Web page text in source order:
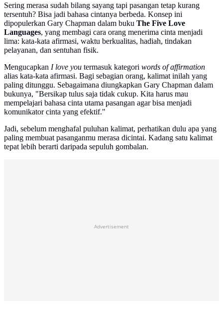
Sering merasa sudah bilang sayang tapi pasangan tetap kurang
tersentuh? Bisa jadi bahasa cintanya berbeda. Konsep ini
dipopulerkan Gary Chapman dalam buku The Five Love
Languages, yang membagi cara orang menerima cinta menjadi
lima: kata-kata afirmasi, waktu berkualitas, hadiah, tindakan
pelayanan, dan sentuhan fisik.
Mengucapkan I love you termasuk kategori words of affirmation
alias kata-kata afirmasi. Bagi sebagian orang, kalimat inilah yang
paling ditunggu. Sebagaimana diungkapkan Gary Chapman dalam
bukunya, "Bersikap tulus saja tidak cukup. Kita harus mau
mempelajari bahasa cinta utama pasangan agar bisa menjadi
komunikator cinta yang efektif."
Jadi, sebelum menghafal puluhan kalimat, perhatikan dulu apa yang
paling membuat pasanganmu merasa dicintai. Kadang satu kalimat
tepat lebih berarti daripada sepuluh gombalan.
Advertisement